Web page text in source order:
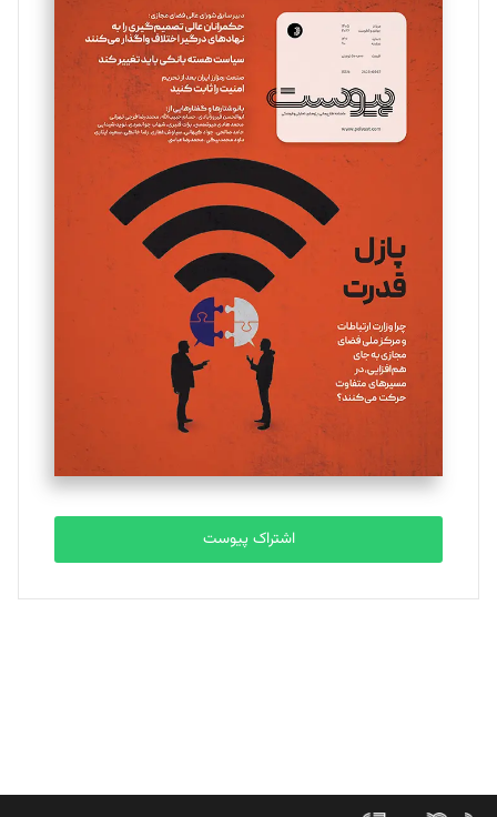
سروش کرمیان
تحریریه
مینا پاکدل
یسنا امان‌پور
تحریریه
ملینا جعفری
تحریریه
مصطفی مسجدی آرانی
تحریریه
بابک نقاش
تحریریه
اشتراک پیوست